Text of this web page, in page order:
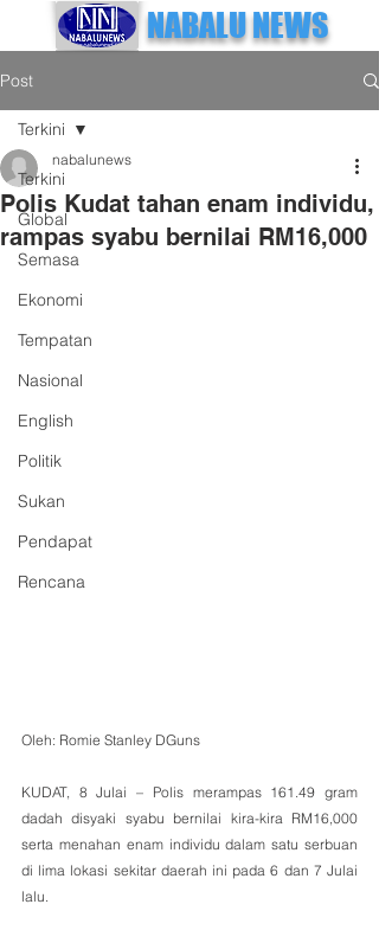
NABALU NEWS
Post
Terkini
Global
Semasa
Ekonomi
Tempatan
Nasional
English
Politik
Sukan
Pendapat
Rencana
Terkini
Polis Kudat tahan enam individu,
rampas syabu bernilai RM16,000
nabalunews
Oleh: Romie Stanley DGuns
KUDAT, 8 Julai – Polis merampas 161.49 gram
dadah disyaki syabu bernilai kira-kira RM16,000
serta menahan enam individu dalam satu serbuan
di lima lokasi sekitar daerah ini pada 6 dan 7 Julai
lalu.